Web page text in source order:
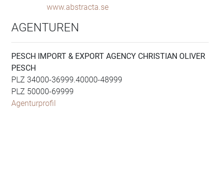
www.abstracta.se
AGENTUREN
PESCH IMPORT & EXPORT AGENCY CHRISTIAN OLIVER
PESCH
PLZ 34000-36999.40000-48999
PLZ 50000-69999
Agenturprofil